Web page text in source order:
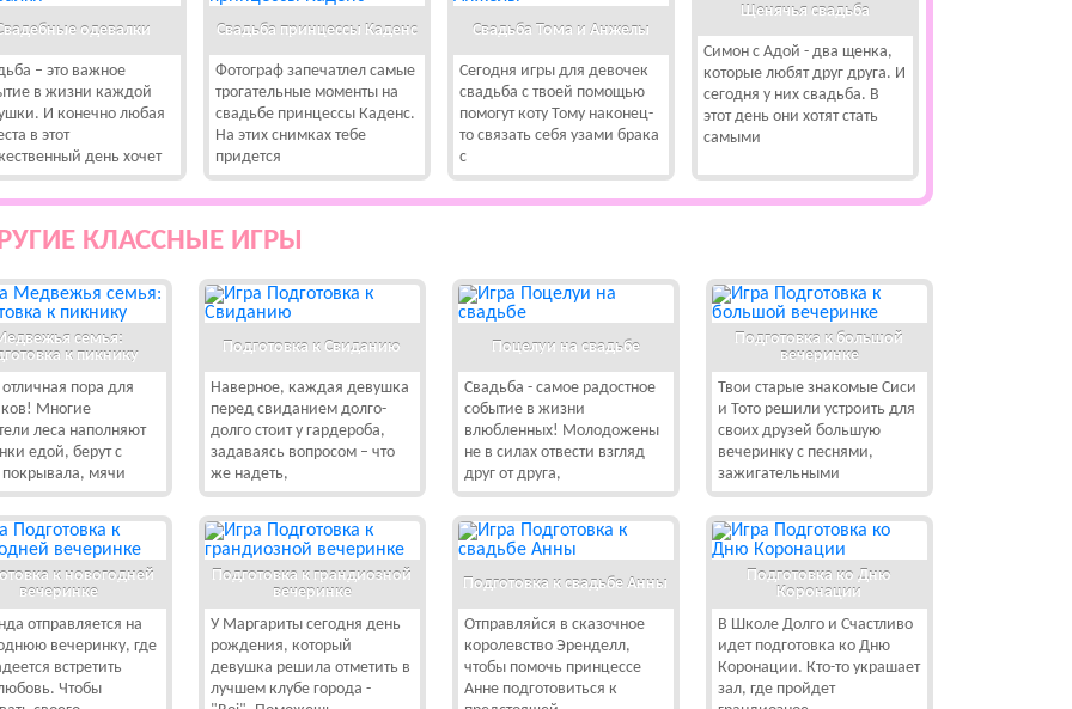
одевалки
– это важное
в жизни каждой
И конечно любая
в этот
день хочет
Свадьба принцессы Каденс
Фотограф запечатлел самые
трогательные моменты на
свадьбе принцессы Каденс.
На этих снимках тебе
придется
Свадьба Тома и Анжелы
Сегодня игры для девочек
свадьба с твоей помощью
помогут коту Тому наконец-
то связать себя узами брака
с
Щенячья свадьба
Симон с Адой - два щенка,
которые любят друг друга. И
сегодня у них свадьба. В
этот день они хотят стать
самыми
КЛАССНЫЕ ИГРЫ
семья:
к пикнику
пора для
Многие
леса наполняют
едой, берут с
покрывала, мячи
Подготовка к Свиданию
Наверное, каждая девушка
перед свиданием долго-
долго стоит у гардероба,
задаваясь вопросом – что
же надеть,
Поцелуи на свадьбе
Свадьба - самое радостное
событие в жизни
влюбленных! Молодожены
не в силах отвести взгляд
друг от друга,
Подготовка к большой
вечеринке
Твои старые знакомые Сиси
и Тото решили устроить для
своих друзей большую
вечеринку с песнями,
зажигательными
к новогодней
вечеринке
отправляется на
вечеринку, где
встретить
Чтобы
Подготовка к грандиозной
вечеринке
У Маргариты сегодня день
рождения, который
девушка решила отметить в
лучшем клубе города -
Подготовка к свадьбе Анны
Отправляйся в сказочное
королевство Эренделл,
чтобы помочь принцессе
Анне подготовиться к
Подготовка ко Дню
Коронации
В Школе Долго и Счастливо
идет подготовка ко Дню
Коронации. Кто-то украшает
зал, где пройдет